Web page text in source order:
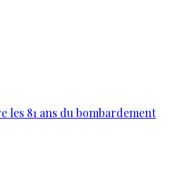
les 81 ans du bombardement